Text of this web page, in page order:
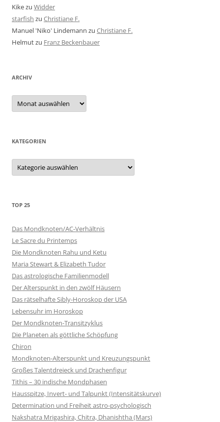
Kikezu Widder
starfish zu Christiane F.
Manuel 'Niko' Lindemann zu Christiane F.
Helmutzu Franz Beckenbauer
ARCHIV
Archiv
KATEGORIEN
Kategorien
TOP 25
Das Mondknoten/AC-Verhältnis
Le Sacre du Printemps
Die Mondknoten Rahu und Ketu
Maria Stewart & Elizabeth Tudor
Das astrologische Familienmodell
Der Alterspunkt in den zwölf Häusern
Das rätselhafte Sibly-Horoskop der USA
Lebensuhr im Horoskop
Der Mondknoten-Transitzyklus
Die Planeten als göttliche Schöpfung
Chiron
Mondknoten-Alterspunkt und Kreuzungspunkt
Großes Talentdreieck und Drachenfigur
Tithis – 30 indische Mondphasen
Hausspitze, Invert- und Talpunkt (Intensitätskurve)
Determination und Freiheit astro-psychologisch
Nakshatra Mrigashira, Chitra, Dhanishtha (Mars)